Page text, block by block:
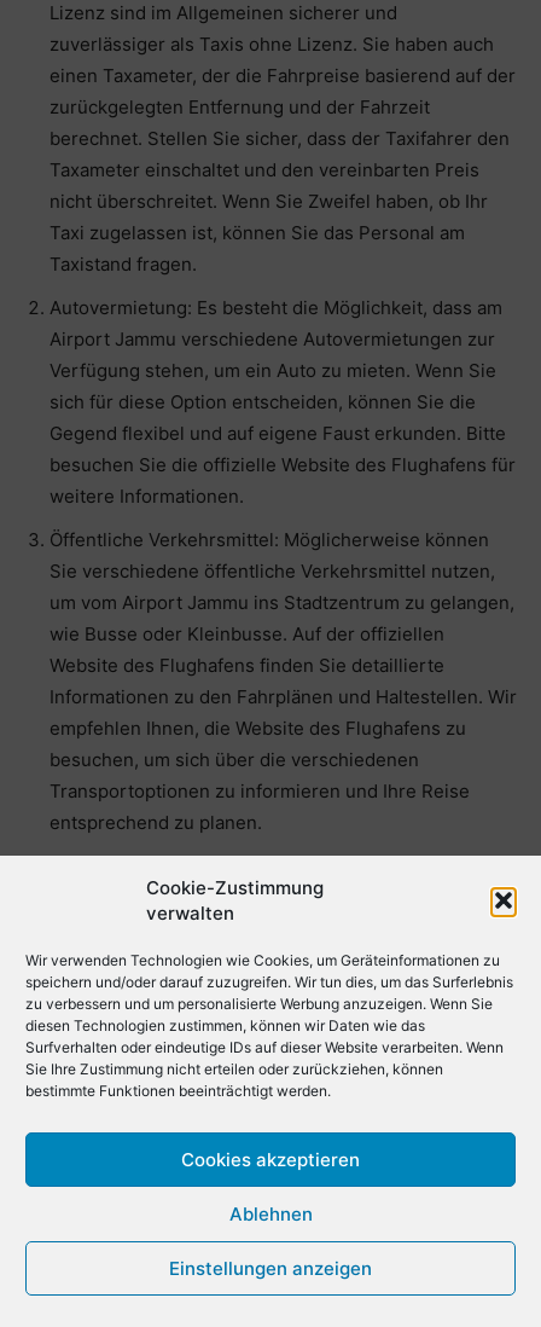
Cookie-Zustimmung
verwalten
Wir verwenden Technologien wie Cookies, um Geräteinformationen zu
speichern und/oder darauf zuzugreifen. Wir tun dies, um das Surferlebnis
zu verbessern und um personalisierte Werbung anzuzeigen. Wenn Sie
diesen Technologien zustimmen, können wir Daten wie das
Surfverhalten oder eindeutige IDs auf dieser Website verarbeiten. Wenn
Sie Ihre Zustimmung nicht erteilen oder zurückziehen, können
bestimmte Funktionen beeinträchtigt werden.
Cookies akzeptieren
Ablehnen
Einstellungen anzeigen
Lizenz sind im Allgemeinen sicherer und
zuverlässiger als Taxis ohne Lizenz. Sie haben auch
einen Taxameter, der die Fahrpreise basierend auf der
zurückgelegten Entfernung und der Fahrzeit
berechnet. Stellen Sie sicher, dass der Taxifahrer den
Taxameter einschaltet und den vereinbarten Preis
nicht überschreitet. Wenn Sie Zweifel haben, ob Ihr
Taxi zugelassen ist, können Sie das Personal am
Taxistand fragen.
Autovermietung: Es besteht die Möglichkeit, dass am
Airport Jammu verschiedene Autovermietungen zur
Verfügung stehen, um ein Auto zu mieten. Wenn Sie
sich für diese Option entscheiden, können Sie die
Gegend flexibel und auf eigene Faust erkunden. Bitte
besuchen Sie die offizielle Website des Flughafens für
weitere Informationen.
Öffentliche Verkehrsmittel: Möglicherweise können
Sie verschiedene öffentliche Verkehrsmittel nutzen,
um vom Airport Jammu ins Stadtzentrum zu gelangen,
wie Busse oder Kleinbusse. Auf der offiziellen
Website des Flughafens finden Sie detaillierte
Informationen zu den Fahrplänen und Haltestellen. Wir
empfehlen Ihnen, die Website des Flughafens zu
besuchen, um sich über die verschiedenen
Transportoptionen zu informieren und Ihre Reise
entsprechend zu planen.
zum und vom Airport Jammu an. Wenn Sie in einem
Hotel übernachten, sollten Sie sich vorher
erkundigen, ob ein Shuttle-Service verfügbar ist und
wie Sie ihn buchen können.
Private Shuttle-Services: Die Reise zum und vom
Airport Jammu sollte ebenso reibungslos sein wie Ihr
Aufenthalt. Dank zuverlässiger privater Shuttle-
Services wie Kiwitaxi, GetTransfer, 12Go und
HolidayTaxis können Sie sich darauf verlassen,
pünktlich und in Komfort zu Ihrem Ziel zu gelangen.
Ob Sie einen eleganten Einzelservice oder einen
geräumigen Shuttle für eine Gruppe benötigen,
Anbieter wie I’way und intui.travel bieten